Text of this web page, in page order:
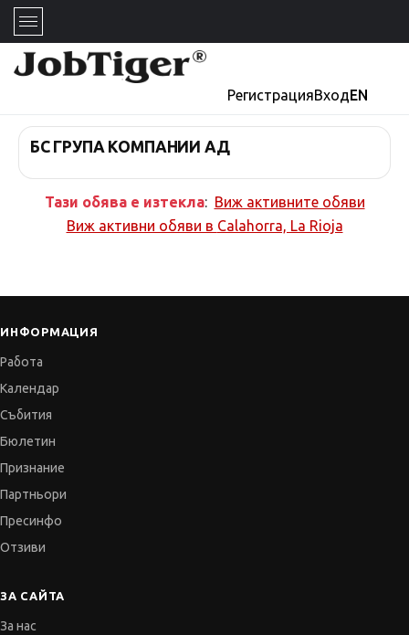
РегистрацияВходEN
БС ГРУПА КОМПАНИИ АД
Тази обява е изтекла: Виж активните обяви
Виж активни обяви в Calahorra, La Rioja
ИНФОРМАЦИЯ
Работа
Календар
Събития
Бюлетин
Признание
Партньори
Пресинфо
Отзиви
ЗА САЙТА
За нас